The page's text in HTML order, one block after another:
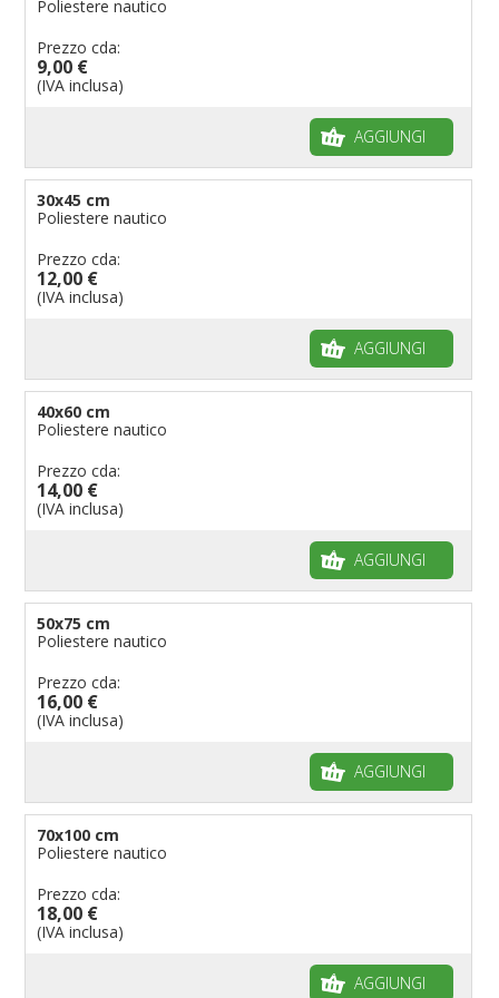
Bandiere per ambasciate
Bandiere per riserve naturali e parchi
Bandiere per musicisti
pennoni per bandiere
Poliestere nautico
Prezzo cda:
9,00 €
(IVA inclusa)
AGGIUNGI
30x45 cm
Poliestere nautico
Prezzo cda:
12,00 €
(IVA inclusa)
AGGIUNGI
40x60 cm
Poliestere nautico
Prezzo cda:
14,00 €
(IVA inclusa)
AGGIUNGI
50x75 cm
Poliestere nautico
Prezzo cda:
16,00 €
(IVA inclusa)
AGGIUNGI
70x100 cm
Poliestere nautico
Prezzo cda:
18,00 €
(IVA inclusa)
AGGIUNGI